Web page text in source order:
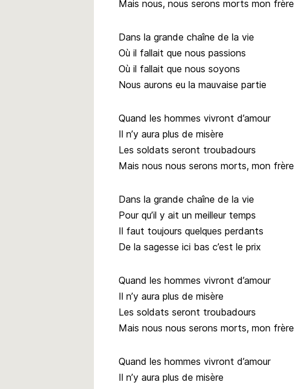
Mais nous, nous serons morts mon frère
Dans la grande chaîne de la vie
Où il fallait que nous passions
Où il fallait que nous soyons
Nous aurons eu la mauvaise partie
Quand les hommes vivront d’amour
Il n’y aura plus de misère
Les soldats seront troubadours
Mais nous nous serons morts, mon frère
Dans la grande chaîne de la vie
Pour qu’il y ait un meilleur temps
Il faut toujours quelques perdants
De la sagesse ici bas c’est le prix
Quand les hommes vivront d’amour
Il n’y aura plus de misère
Les soldats seront troubadours
Mais nous nous serons morts, mon frère
Quand les hommes vivront d’amour
Il n’y aura plus de misère